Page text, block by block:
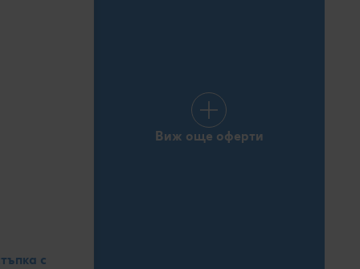
с
Виж още оферти